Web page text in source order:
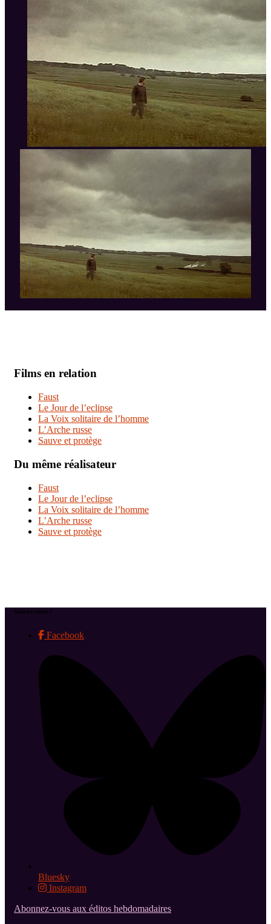
Films en relation
Faust
Le Jour de l’eclipse
La Voix solitaire de l’homme
L’Arche russe
Sauve et protège
Du même réalisateur
Faust
Le Jour de l’eclipse
La Voix solitaire de l’homme
L’Arche russe
Sauve et protège
Suivez-nous !
Facebook
Bluesky
Instagram
Abonnez-vous aux éditos hebdomadaires